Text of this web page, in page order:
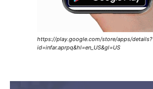
https://play.google.com/store/apps/details?
id=infar.aprpq&hl=en_US&gl=US